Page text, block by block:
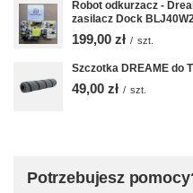
Robot odkurzacz -
zasilacz Dock
199,00 zł / szt.
Szczotka DREAME do
49,00 zł / szt.
Potrzebujesz